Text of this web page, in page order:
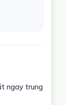
ngay trung